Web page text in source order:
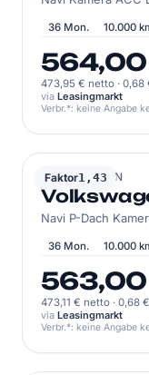
36 Mon. 10.000
473,95 € netto · 0,68
via Leasingmarkt
Verbr.*: keine Angabe
Faktor1,43
VOLKSWAGEN
Navi P-Dach
36 Mon. 10.000
473,11 € netto · 0,68
via Leasingmarkt
Verbr.*: keine Angabe